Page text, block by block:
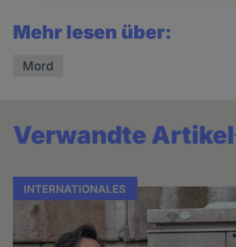
Mehr lesen über:
Mord
Verwandte Artikel
INTERNATIONALES